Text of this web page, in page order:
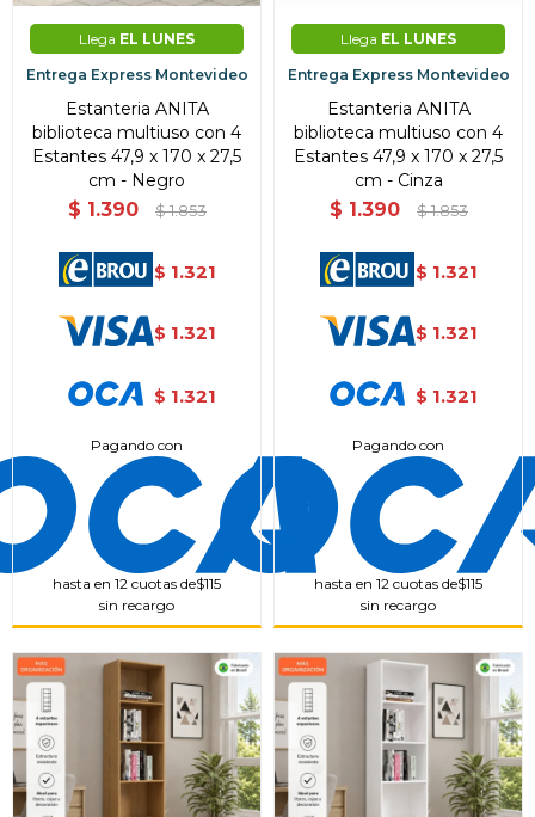
Llega EL LUNES
Entrega Express Montevideo
Estanteria ANITA
biblioteca multiuso con 4
Estantes 47,9 x 170 x 27,5
cm - Negro
$ 1.390 $ 1.853
$ 1.321
$ 1.321
$ 1.321
Pagando con
hasta en 12 cuotas de$115
sin recargo
Llega EL LUNES
Entrega Express Montevideo
Estanteria ANITA
biblioteca multiuso con 4
Estantes 47,9 x 170 x 27,5
cm - Cinza
$ 1.390 $ 1.853
$ 1.321
$ 1.321
$ 1.321
Pagando con
hasta en 12 cuotas de$115
sin recargo